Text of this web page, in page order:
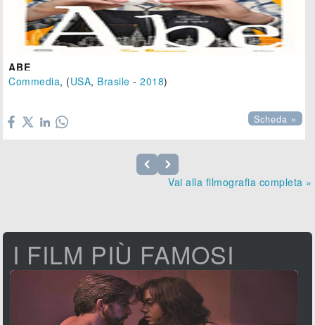
ABE
Commedia, (USA, Brasile -2018)
Scheda »
Vai alla filmografia completa »
I FILM PIÙ FAMOSI